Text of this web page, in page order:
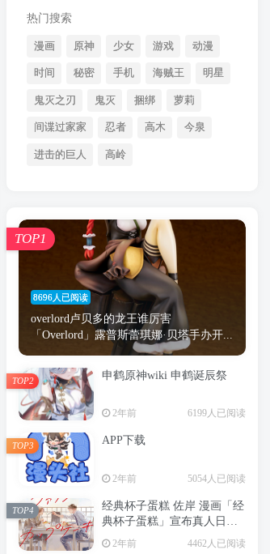
热门搜索
漫画 原神 少女 游戏 动漫
时间 秘密 手机 海贼王 明星
鬼灭之刃 鬼灭 捆绑 萝莉
间谍过家家 忍者 高木 今泉
进击的巨人 高岭
8696人已阅读
overlord卢贝多的龙王谁厉害
「Overlord」露普斯蕾琪娜·贝塔手办开...
TOP1
申鹤原神wiki 申鹤诞辰祭
2年前 6199人已阅读
TOP2
APP下载
2年前 5054人已阅读
TOP3
经典杯子蛋糕 佐岸 漫画「经
典杯子蛋糕」宣布真人日剧
化
2年前 4462人已阅读
TOP4
时间 秘密 手机 海贼王
鬼灭 捆绑 萝莉
间谍过家家 忍者 高木
进击的巨人 高岭
8696人已阅读
overlord卢贝多的龙王谁厉害
「Overlord」露普斯蕾琪娜·贝塔手办开...
TOP1
申鹤原神wiki 申鹤诞辰祭
TOP2